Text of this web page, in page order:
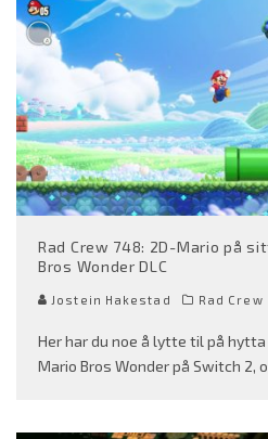
Rad Crew 748: 2D-Mario på
Bros Wonder DLC
Jostein Hakestad Rad Crew
Her har du noe å lytte til på
Mario Bros Wonder på Switch 2,